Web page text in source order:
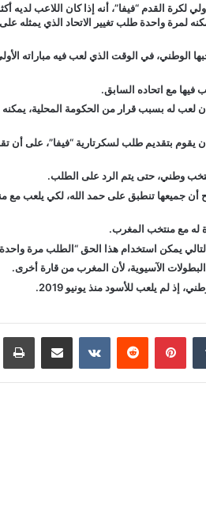
لكرة القدم “فيفا”، أنه إذا كان اللاعب
لمرة واحدة طلب تغيير الاتحاد الذي يمثله
الوطني، في الوقت الذي لعب فيه مباراته
لعب له بسبب قرار من الحكومة المحلية،
بتقديم طلب لسكرتارية “فيفا”، على أن تقوم
وطني، حتى يتم الرد على الطلب.
أن جميعها تنطبق على حمد الله، لكي يلعب مع
له مع منتخب المغرب.
يمكن استخدام هذا الحق “الطلب مرة
الآسيوية، لأن المغرب من قارة أخرى.
لم يلعب للأسود منذ يونيو 2019.
بينتيريست مشاركة عبر البريد